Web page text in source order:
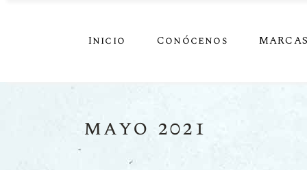
Inicio Conócenos
mayo 2021